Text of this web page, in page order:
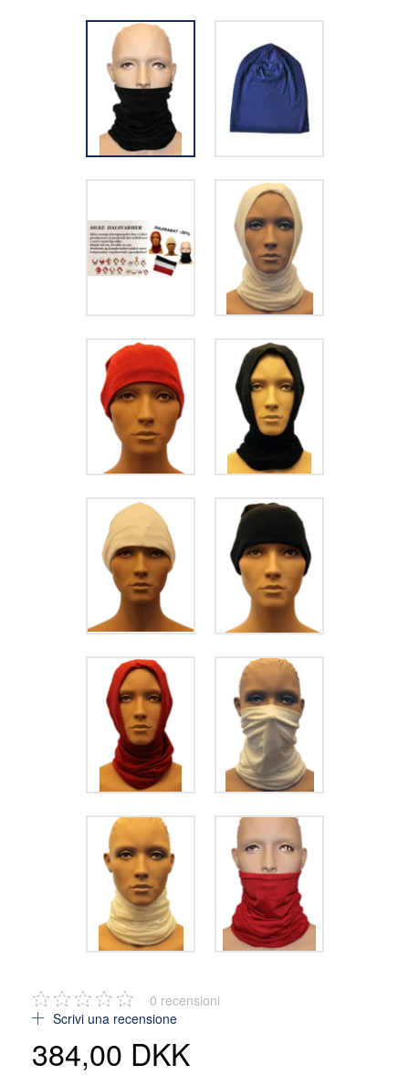
0 recensioni
Scrivi una recensione
384,00 DKK